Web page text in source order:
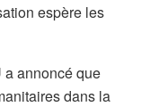
espère les
a annoncé que
dans la